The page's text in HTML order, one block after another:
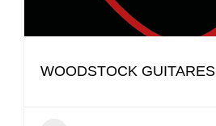
WOODSTOCK GUITARES